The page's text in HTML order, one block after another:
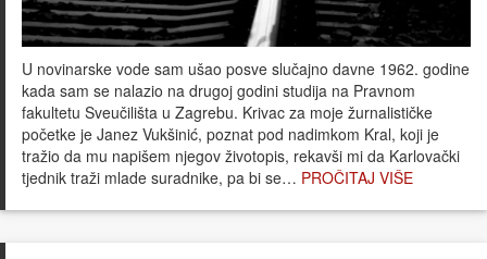
U novinarske vode sam ušao posve slučajno davne 1962. godine
kada sam se nalazio na drugoj godini studija na Pravnom
fakultetu Sveučilišta u Zagrebu. Krivac za moje žurnalističke
početke je Janez Vukšinić, poznat pod nadimkom Kral, koji je
tražio da mu napišem njegov životopis, rekavši mi da Karlovački
tjednik traži mlade suradnike, pa bi se… PROČITAJ VIŠE